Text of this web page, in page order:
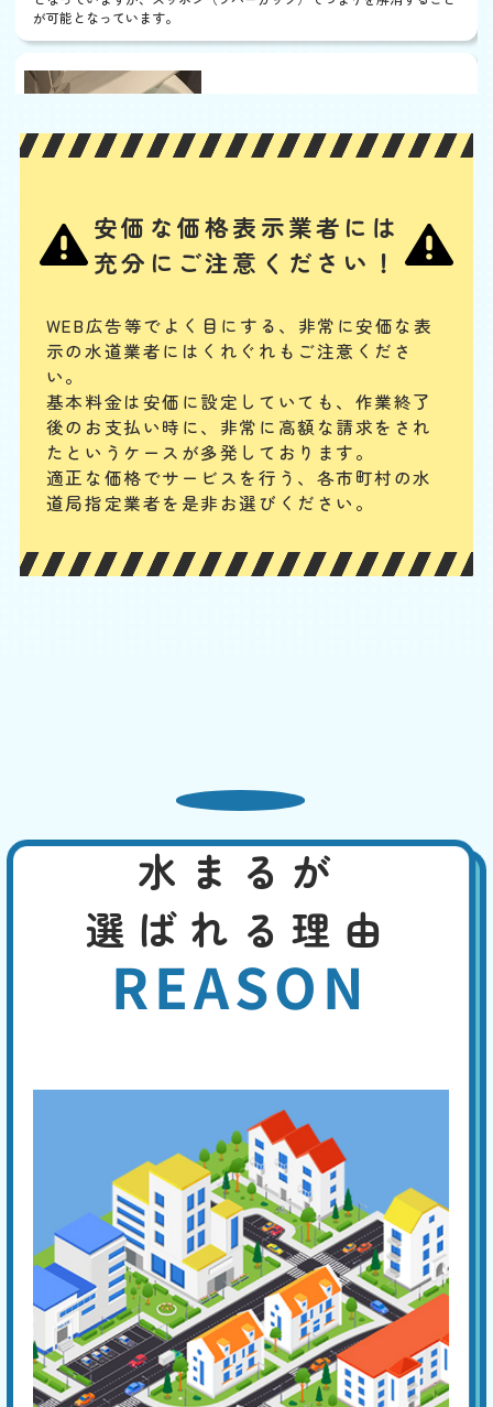
が可能となっています。
3,000円 W
EB
限
引
3,300円 0円〜
3,300
ポケットに入れておいたスマホや、トイレの飾り棚の小さい置物、子ど
もが持ち込んだおもちゃなどの固形物を落としてつまらせた場合は、ス
ッポンでの対応が難しく、かえって排水管の奥に留まる可能性がありま
す。物が見えない場合は専門業者に相談してください。
便器に物を流した
EB
限
定
割
引
合計 3,300円〜
排水管は水が流れるためのものですが、トイレの臭気が上がってこない
封水のために曲がった構造になっています。異物が混入するとそこで引
っかかってつまることがあります。こうなると一般の人ではつまりを解
熱湯や市販の薬剤でも改
善しない
3,000 円 W
EB
限
定
割
引
4,400円
合計 4,400
トイレットペーパーは水溶性ですから、時間が経てばつまりを解消する
ことがあります。しかし熱湯や薬剤でトイレットペーパーを溶かして、
ラバーカップでもつまり
が治らない
基本料
3,000円
EB
限
定
割
引
作業費
5,500
部品代
0円〜
合計 5,500 円〜
トイレットペーパーによる排水口付近のつまりなら、ラバーカップで解
消する事ができるでしょう。しかし、つまりの原因がトイレ本体の排水
管の奥であった場合は、より強力なつまり専用機器（真空式・ワイヤー
式パイプクリーナー、ローポンプ、手動・電動トーラー、高圧洗浄機な
ど）を使用します。
安価な価格表示業者には
充分にご注意ください！
WEB広告等でよく目にする、非常に安価な表
示の水道業者にはくれぐれもご注意くださ
い。
基本料金は安価に設定していても、作業終了
後のお支払い時に、 非常に高額な請求をされ
たというケースが多発しております。
適正な価格でサービスを行う、各市町村の水
道局指定業者を是非お選びください。
水まるが
選ばれる理由
REASON